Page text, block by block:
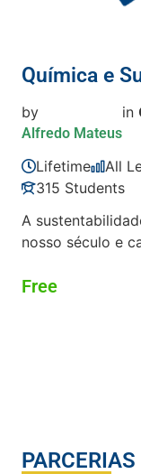
Química e
by
Alfredo Mateus
in
Lifetime All
315 Students
A
nosso século e
Free
PARCERIAS